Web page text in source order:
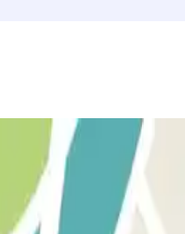
identificación de matrícula, si